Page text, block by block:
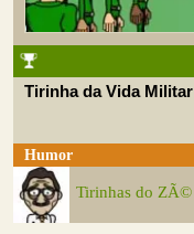
Tirinha da Vida Militar
Humor
Tirinhas do ZÃ©